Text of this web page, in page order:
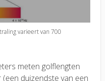
varieert van 700
meten golflengten
duizendste van een